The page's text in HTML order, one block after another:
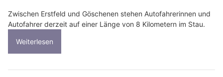
Zwischen Erstfeld und Göschenen stehen Autofahrerinnen und
Autofahrer derzeit auf einer Länge von 8 Kilometern im Stau.
Weiterlesen